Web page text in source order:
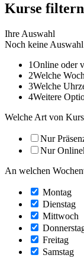
Kurse filtern
Ihre Auswahl
Noch keine
1Online oder
2Welche
3Welche
4Weitere
Welche Art von
Nur
Nur
An welchen
Montag
Dienstag
Mittwoch
Freitag
Samstag